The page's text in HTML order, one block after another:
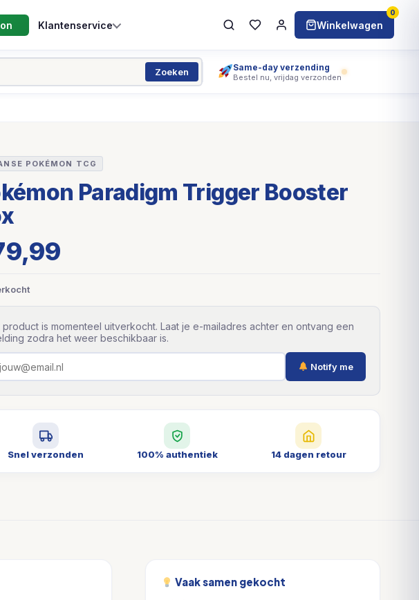
Klantenservice Winkelwagen
0
Zoeken Same-day verzending
Bestel nu, vrijdag verzonden
POKÉMON TCG
Paradigm Trigger Booster
product is momenteel uitverkocht. Laat je e-mailadres achter en ontvang een
zodra het weer beschikbaar is.
Notify me
Snel verzonden 100% authentiek 14 dagen retour
Vaak samen gekocht